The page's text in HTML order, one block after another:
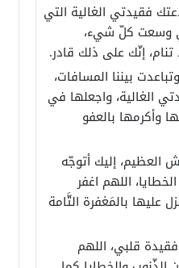
فقيدتي الغالية التي
وسعت كلّ شيء،
إنّك على ذلك قادر.
بيننا المسافات،
الغالية، واجعلها في
وأكرمها بالعفو
العظيم، إليك أتوجّه
اللهم اغفر
عليها بالمَغفرة التَّامة
قلبي، اللهم